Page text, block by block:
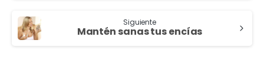
Siguiente
Mantén sanas tus encías